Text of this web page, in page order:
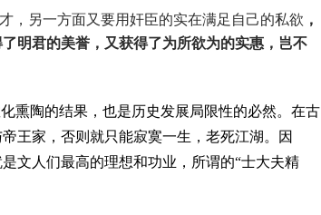
，另一方面又要用奸臣的实在满足自己的私欲 ，
明君的美誉，又获得了为所欲为的实惠，岂不
熏陶的结果，也是历史发展局限性的必然。在古
王家，否则就只能寂寞一生，老死江湖。因
文人们最高的理想和功业，所谓的“士大夫精